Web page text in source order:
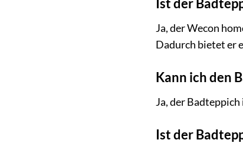
Ist der
Ja, der Wecon
Dadurch bietet er
Kann ich den
Ja, der
Ist der